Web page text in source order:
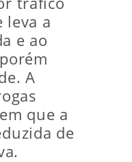
leva a
e ao
A
que a
de